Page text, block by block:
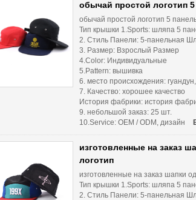
обычай простой логотип
обычай простой логотип 5
Тип крышки 1.Sports: шляпа 5
2. Стиль Панели: 5-панельная
3. Размер: Взрослый Размер
4.Color: Индивидуальные
5.Pattern: вышивка
6. место происхождения:
7. Качество: хорошее качество
История фабрики: история
9. небольшой заказ: 25 шт.
10.Service: OEM / ODM, дизайн
изготовленные на заказ
логотип
изготовленные на заказ шапки
Тип крышки 1.Sports: шляпа 5
2. Стиль Панели: 5-панельная